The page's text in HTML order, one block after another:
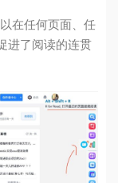
在任何页面、任
进了阅读的连贯